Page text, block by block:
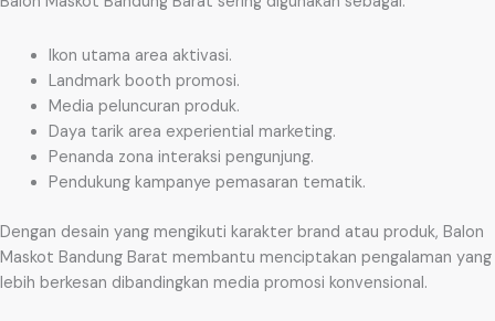
Ikon utama area aktivasi.
Landmark booth promosi.
Media peluncuran produk.
Daya tarik area experiential marketing.
Penanda zona interaksi pengunjung.
Pendukung kampanye pemasaran tematik.
Dengan desain yang mengikuti karakter brand atau produk, Balon
Maskot Bandung Barat membantu menciptakan pengalaman yang
lebih berkesan dibandingkan media promosi konvensional.